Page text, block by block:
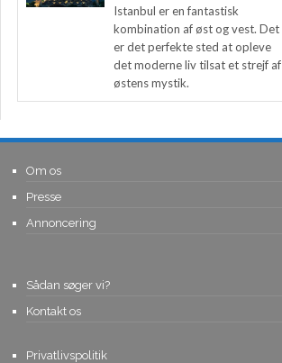
Istanbul er en fantastisk
kombination af øst og vest. Det
er det perfekte sted at opleve
det moderne liv tilsat et strejf af
østens mystik.
Om os
Presse
Annoncering
Sådan søger vi?
Kontakt os
Privatlivspolitik